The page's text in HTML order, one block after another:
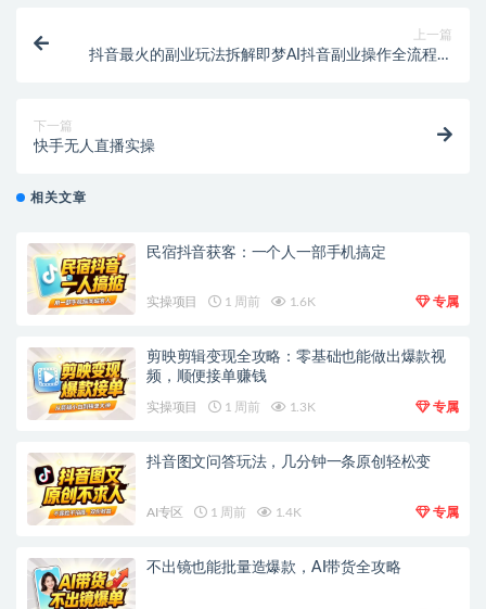
上一篇
抖音最火的副业玩法拆解即梦AI抖音副业操作全流程教
下一篇
快手无人直播实操
相关文章
民宿抖音获客：一个人一部手机搞定
实操项目 1 周前 1.6K 专属
剪映剪辑变现全攻略：零基础也能做出爆款视
频，顺便接单赚钱
实操项目 1 周前 1.3K 专属
抖音图文问答玩法，几分钟一条原创轻松变
AI专区 1 周前 1.4K 专属
不出镜也能批量造爆款，AI带货全攻略